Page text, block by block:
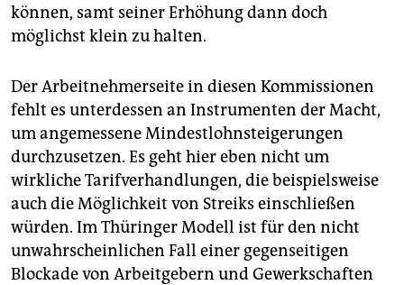
können, samt seiner Erhöhung dann doch
möglichst klein zu halten.
Der Arbeitnehmerseite in diesen Kommissionen
fehlt es unterdessen an Instrumenten der Macht,
um angemessene Mindestlohnsteigerungen
durchzusetzen. Es geht hier eben nicht um
wirkliche Tarifverhandlungen, die beispielsweise
auch die Möglichkeit von Streiks einschließen
würden. Im Thüringer Modell ist für den nicht
unwahrscheinlichen Fall einer gegenseitigen
Blockade von Arbeitgebern und Gewerkschaften